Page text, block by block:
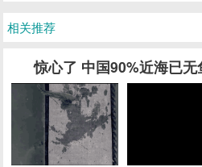
相关推荐
惊心了 中国90%近海已